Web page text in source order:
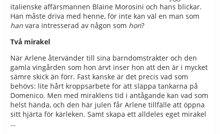
italienske affärsmannen Blaine Morosini och hans blickar.
Han måste driva med henne, för inte kan väl en man som
han vara intresserad av någon som hon?
Två mirakel
När Arlene återvänder till sina barndomstrakter och den
gamla vingården som hon ärvt inser hon att den är i mycket
sämre skick än förr. Fast kanske är det precis vad som
behövs: lite hårt kroppsarbete för att släppa tankarna på
Domenico. Men med miraklens tid i antågande kan vad som
helst hända, och den här julen får Arlene tillfälle att öppna
sitt hjärta för kärleken. Samt skapa ett alldeles eget mirakel
…